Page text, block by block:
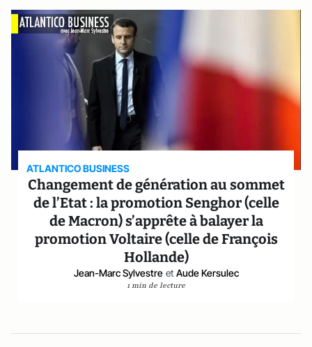
ATLANTICO BUSINESS
Changement de génération au sommet
de l’Etat : la promotion Senghor (celle
de Macron) s’apprête à balayer la
promotion Voltaire (celle de François
Hollande)
Jean-Marc Sylvestre et Aude Kersulec
1 min de lecture